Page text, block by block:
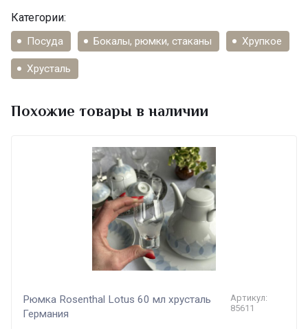
Категории:
Посуда Бокалы, рюмки, стаканы Хрупкое
Хрусталь
Похожие товары в наличии
Рюмка Rosenthal Lotus 60 мл хрусталь
Германия
Артикул:
85611